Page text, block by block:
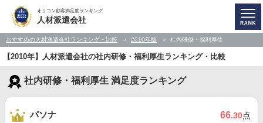
オリコン顧客満足度ランキング
人材派遣会社
おすすめの人材派遣会社ランキング・比較 2010年版 社内研修・福利厚生
【2010年】人材派遣会社の社内研修・福利厚生ランキング・比較
社内研修・福利厚生 満足度ランキング
パソナ 66.30点